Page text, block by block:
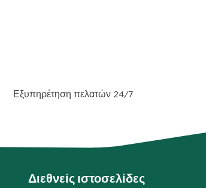
Εξυπηρέτηση πελατών 24/7
Διεθνείς ιστοσελίδες